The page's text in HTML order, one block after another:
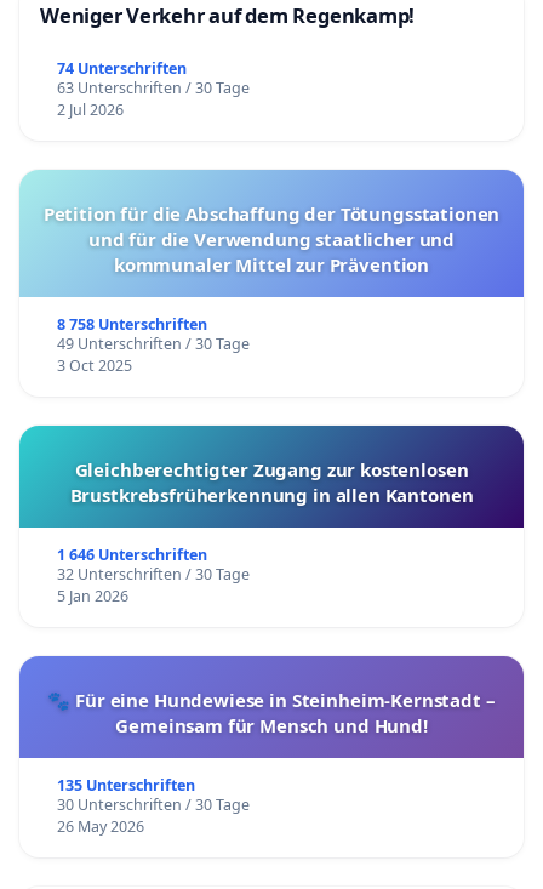
Weniger Verkehr auf dem Regenkamp!
74 Unterschriften
63 Unterschriften / 30 Tage
2 Jul 2026
Petition für die Abschaffung der Tötungsstationen
und für die Verwendung staatlicher und
kommunaler Mittel zur Prävention
8 758 Unterschriften
49 Unterschriften / 30 Tage
3 Oct 2025
Gleichberechtigter Zugang zur kostenlosen
Brustkrebsfrüherkennung in allen Kantonen
1 646 Unterschriften
32 Unterschriften / 30 Tage
5 Jan 2026
🐾 Für eine Hundewiese in Steinheim-Kernstadt –
Gemeinsam für Mensch und Hund!
135 Unterschriften
30 Unterschriften / 30 Tage
26 May 2026